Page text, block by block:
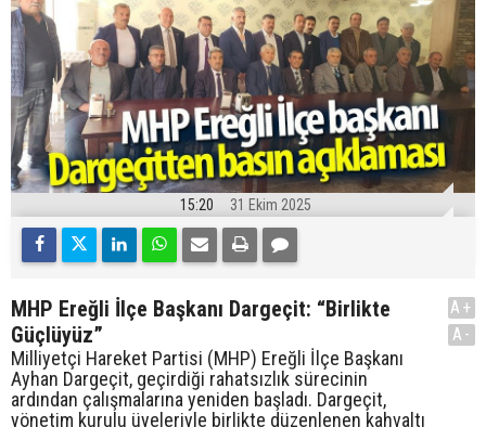
15:20 31 Ekim 2025
MHP Ereğli İlçe Başkanı Dargeçit: “Birlikte
Güçlüyüz”
Milliyetçi Hareket Partisi (MHP) Ereğli İlçe Başkanı
Ayhan Dargeçit, geçirdiği rahatsızlık sürecinin
ardından çalışmalarına yeniden başladı. Dargeçit,
yönetim kurulu üyeleriyle birlikte düzenlenen kahvaltı
A+
A-